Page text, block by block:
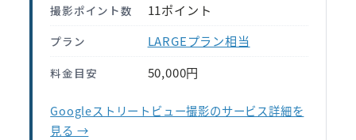
撮影ポイント数 11ポイント
プラン LARGEプラン相当
料金目安 50,000円
Googleストリートビュー撮影のサービス詳細を
見る →